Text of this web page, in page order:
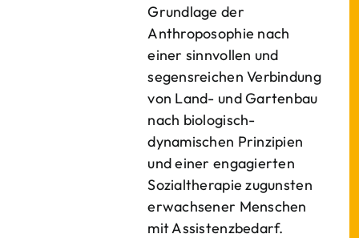
Grundlage der
Anthroposophie nach
einer sinnvollen und
segensreichen Verbindung
von Land- und Gartenbau
nach biologisch-
dynamischen Prinzipien
und einer engagierten
Sozialtherapie zugunsten
erwachsener Menschen
mit Assistenzbedarf.